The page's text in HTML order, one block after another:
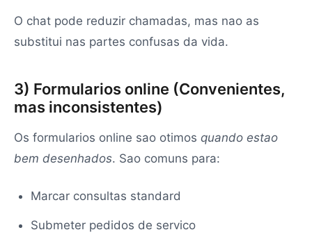
O chat pode reduzir chamadas, mas nao as
substitui nas partes confusas da vida.
3) Formularios online (Convenientes,
mas inconsistentes)
Os formularios online sao otimos quando estao
bem desenhados. Sao comuns para:
Marcar consultas standard
Submeter pedidos de servico